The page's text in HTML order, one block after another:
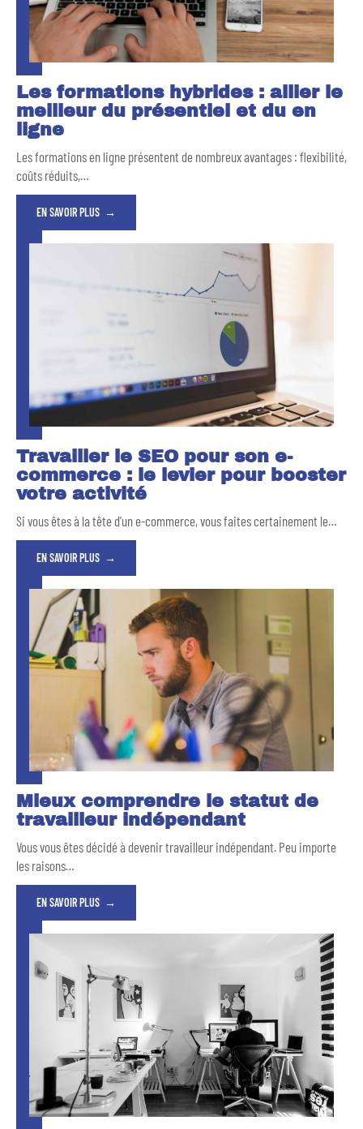
Les formations hybrides : allier le
meilleur du présentiel et du en
ligne
Les formations en ligne présentent de nombreux avantages : flexibilité,
coûts réduits,…
EN SAVOIR PLUS
Travailler le SEO pour son e-
commerce : le levier pour booster
votre activité
Si vous êtes à la tête d'un e-commerce, vous faites certainement le…
EN SAVOIR PLUS
Mieux comprendre le statut de
travailleur indépendant
Vous vous êtes décidé à devenir travailleur indépendant. Peu importe
les raisons…
EN SAVOIR PLUS